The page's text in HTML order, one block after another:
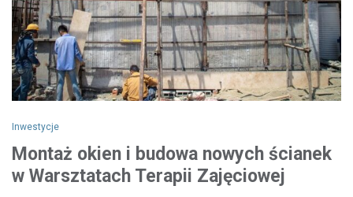
Inwestycje
Montaż okien i budowa nowych ścianek
w Warsztatach Terapii Zajęciowej